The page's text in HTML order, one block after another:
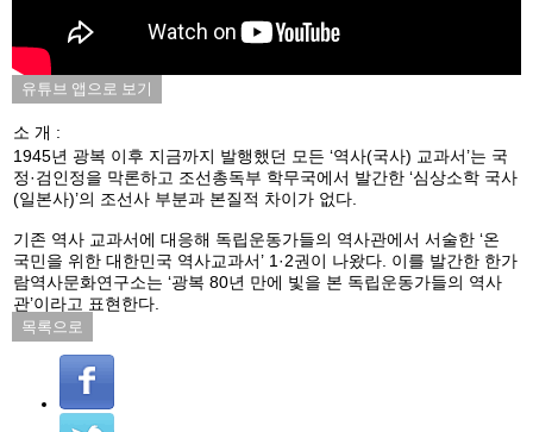
유튜브 앱으로 보기
소 개 :
1945년 광복 이후 지금까지 발행했던 모든 ‘역사(국사) 교과서’는 국
정·검인정을 막론하고 조선총독부 학무국에서 발간한 ‘심상소학 국사
(일본사)’의 조선사 부분과 본질적 차이가 없다.
기존 역사 교과서에 대응해 독립운동가들의 역사관에서 서술한 ‘온
국민을 위한 대한민국 역사교과서’ 1·2권이 나왔다. 이를 발간한 한가
람역사문화연구소는 ‘광복 80년 만에 빛을 본 독립운동가들의 역사
관’이라고 표현한다.
목록으로